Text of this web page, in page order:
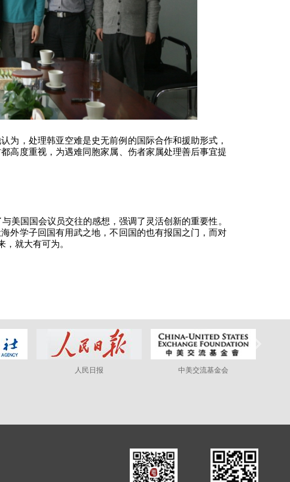
为，处理韩亚空难是史无前例的国际合作和援助形式，
高度重视，为遇难同胞家属、伤者家属处理善后事宜提
美国国会议员交往的感想，强调了灵活创新的重要性。
外学子回国有用武之地，不回国的也有报国之门，而对
就大有可为。
人民日报 中美交流基金会